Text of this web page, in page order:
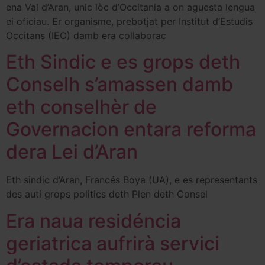
ena Val d’Aran, unic lòc d’Occitania a on aguesta lengua
ei oficiau. Er organisme, prebotjat per Institut d’Estudis
Occitans (IEO) damb era collaborac
Eth Sindic e es grops deth
Conselh s’amassen damb
eth conselhèr de
Governacion entara reforma
dera Lei d’Aran
Eth sindic d’Aran, Francés Boya (UA), e es representants
des auti grops politics deth Plen deth Consel
Era naua residéncia
geriatrica aufrirà servici